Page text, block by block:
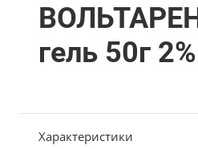
гель 50г 2%
Характеристики